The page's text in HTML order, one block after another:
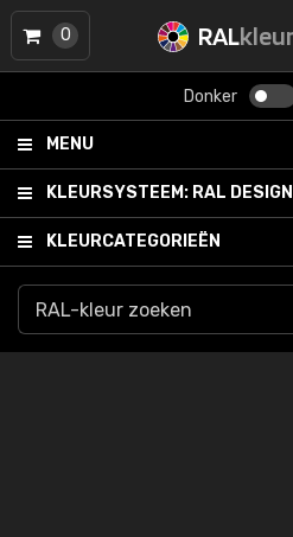
RAL
Donker
MENU
KLEURSYSTEEM: RAL DESIGN
KLEURCATEGORIEËN
0